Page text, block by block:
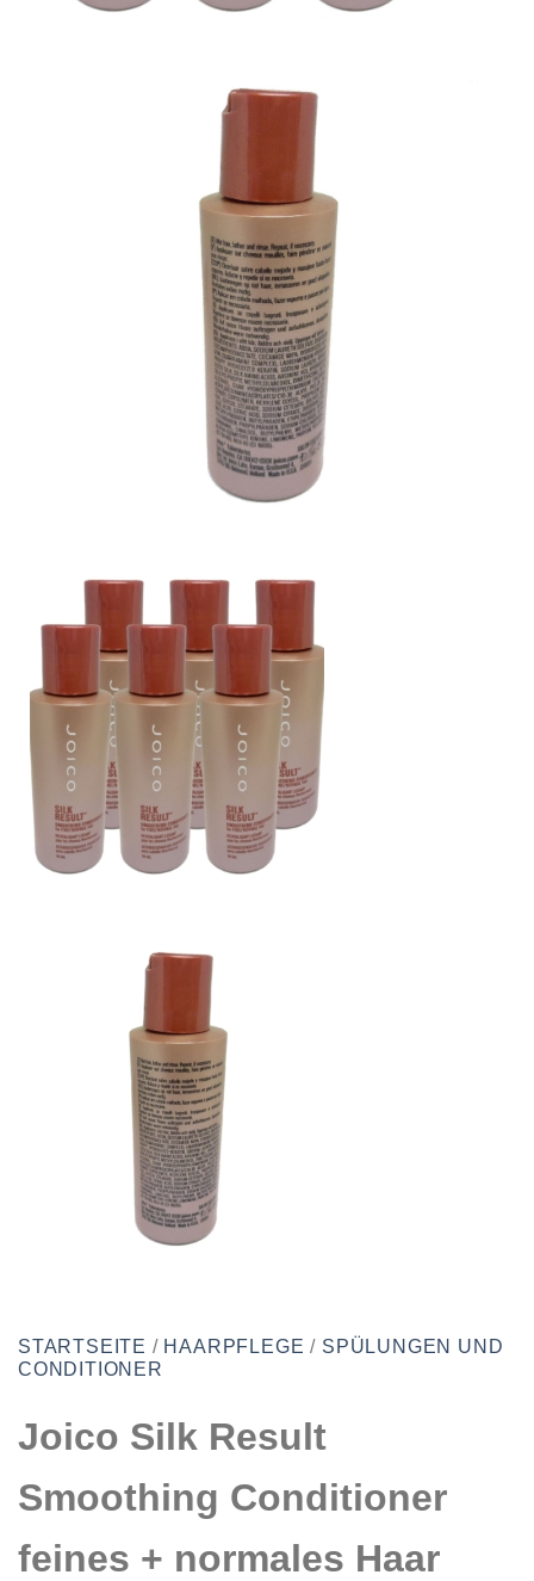
STARTSEITE / HAARPFLEGE / SPÜLUNGEN UND
CONDITIONER
Joico Silk Result
Smoothing Conditioner
feines + normales Haar